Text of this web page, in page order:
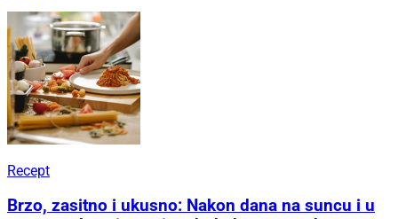
Recept
Brzo, zasitno i ukusno: Nakon dana na suncu i u